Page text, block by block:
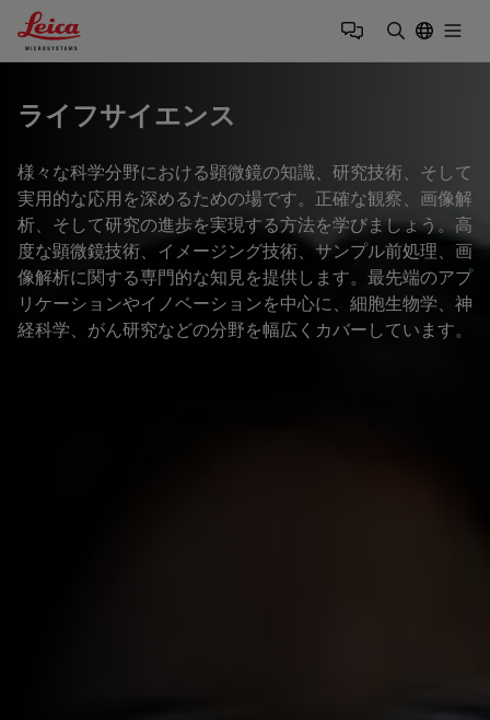
Leica Microsystems Logo
ライフサイエンス
様々な科学分野における顕微鏡の知識、研究技術、そして
実用的な応用を深めるための場です。正確な観察、画像解
析、そして研究の進歩を実現する方法を学びましょう。高
度な顕微鏡技術、イメージング技術、サンプル前処理、画
像解析に関する専門的な知見を提供します。最先端のアプ
リケーションやイノベーションを中心に、細胞生物学、神
経科学、がん研究などの分野を幅広くカバーしています。